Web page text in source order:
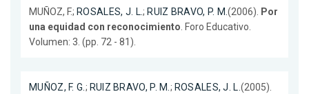
MUÑOZ, F.; ROSALES, J. L.; RUIZ BRAVO, P. M.(2006). Por
una equidad con reconocimiento. Foro Educativo.
Volumen: 3. (pp. 72 - 81).
MUÑOZ, F. G.; RUIZ BRAVO, P. M.; ROSALES, J. L.(2005).